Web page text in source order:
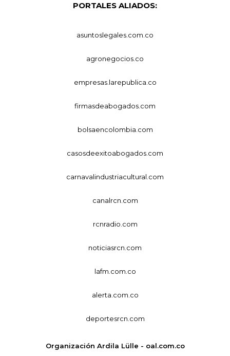
PORTALES ALIADOS:
asuntoslegales.com.co
agronegocios.co
empresas.larepublica.co
firmasdeabogados.com
bolsaencolombia.com
casosdeexitoabogados.com
carnavalindustriacultural.com
canalrcn.com
rcnradio.com
noticiasrcn.com
lafm.com.co
alerta.com.co
deportesrcn.com
Organización Ardila Lülle - oal.com.co